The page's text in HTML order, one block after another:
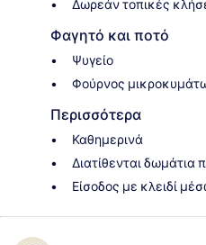
Δωρεάν τοπικές
Φαγητό και ποτό
Ψυγείο
Φούρνος
Περισσότερα
Καθημερινά
Διατίθενται δωμάτια
Είσοδος με κλειδί